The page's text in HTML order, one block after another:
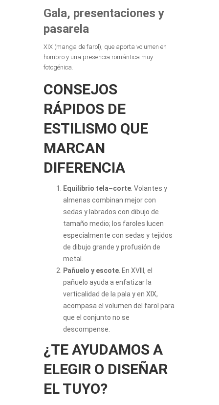
Gala, presentaciones y
pasarela
XIX (manga de farol), que aporta volumen en
hombro y una presencia romántica muy
fotogénica.
CONSEJOS
RÁPIDOS DE
ESTILISMO QUE
MARCAN
DIFERENCIA
Equilibrio tela–corte . Volantes y
almenas combinan mejor con
sedas y labrados con dibujo de
tamaño medio; los faroles lucen
especialmente con sedas y tejidos
de dibujo grande y profusión de
metal.
Pañuelo y escote . En XVIII, el
pañuelo ayuda a enfatizar la
verticalidad de la pala y en XIX,
acompasa el volumen del farol para
que el conjunto no se
descompense.
¿TE AYUDAMOS A
ELEGIR O DISEÑAR
EL TUYO?